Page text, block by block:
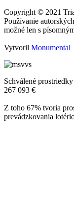
Copyright © 2021
Používanie
možné len s
Vytvoril Monumental
Schválené
267 093 €
Z toho 67% tvoria
prevádzkovania